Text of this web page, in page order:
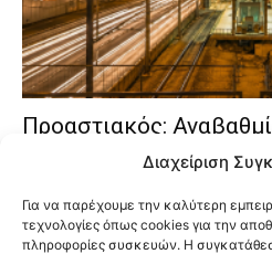
Διαχείριση
Για να παρέχουμε την καλύτερη
τεχνολογίες όπως cookies για την
πληροφορίες συσκευών. Η
Προαστιακός:
στην Αττική – Οι